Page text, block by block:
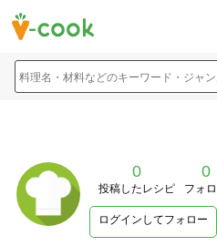
料理名・材料などのキーワード・ジャ
0
投稿したレシピ
0
フォ
ログインしてフォロー